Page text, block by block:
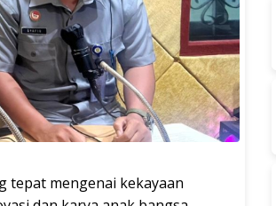
tepat mengenai kekayaan